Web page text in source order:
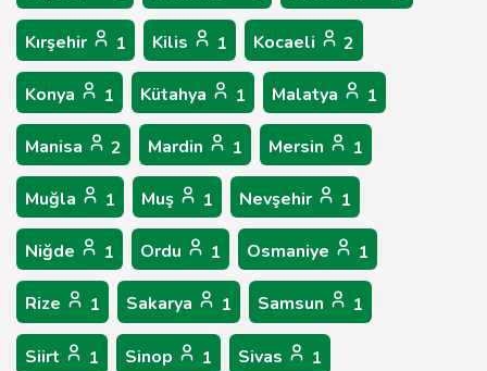
Kırşehir 1 Kilis 1 Kocaeli 2
Konya 1 Kütahya 1 Malatya 1
Manisa 2 Mardin 1 Mersin 1
Muğla 1 Muş 1 Nevşehir 1
Niğde 1 Ordu 1 Osmaniye 1
Rize 1 Sakarya 1 Samsun 1
Siirt 1 Sinop 1 Sivas 1